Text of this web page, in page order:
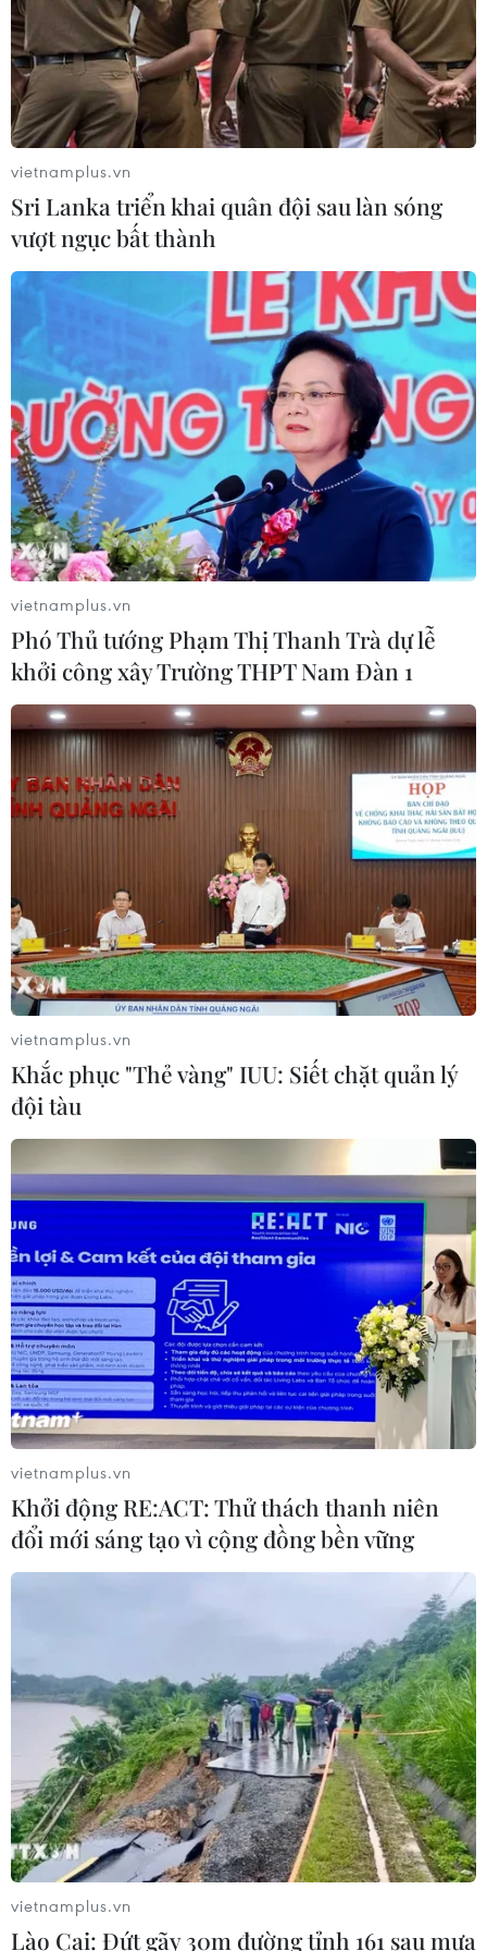
TIN CÙNG CHUYÊN MỤC
vietnamplus.vn
Sri Lanka triển khai quân đội sau làn sóng
vượt ngục bất thành
vietnamplus.vn
Phó Thủ tướng Phạm Thị Thanh Trà dự lễ
khởi công xây Trường THPT Nam Đàn 1
vietnamplus.vn
Khắc phục "Thẻ vàng" IUU: Siết chặt quản lý
đội tàu
vietnamplus.vn
Khởi động RE:ACT: Thử thách thanh niên
đổi mới sáng tạo vì cộng đồng bền vững
vietnamplus.vn
Lào Cai: Đứt gãy 30m đường tỉnh 161 sau mưa